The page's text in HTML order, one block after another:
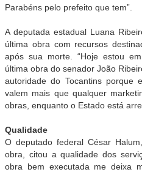
Parabéns pelo prefeito que tem”.
A deputada estadual Luana
última obra com recursos
após sua morte. “Hoje estou
última obra do senador João
autoridade do Tocantins porque
valem mais que qualquer
obras, enquanto o Estado está
Qualidade
O deputado federal César
obra, citou a qualidade dos
obra bem executada me deixa